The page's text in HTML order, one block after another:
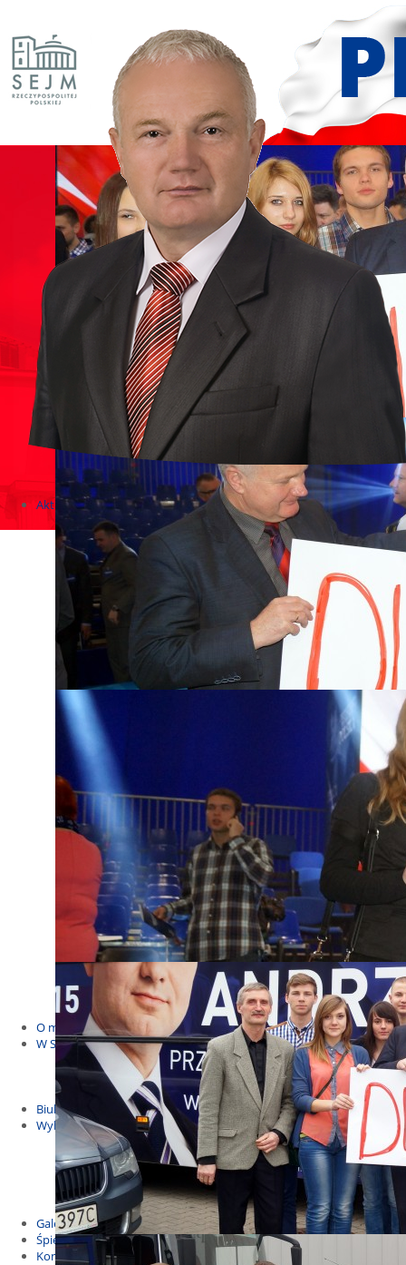
Aktualności
Zapowiedzi wydarzeń
KONKURSY 2020 - 2026
KOLONIE 2021 - 2026
Imprezy kulturalne - zaproszenia 2017
Różne
Konkursy 2017/2018
KONKURSY 2016/2017
KONKURSY 2015/2016
Konkursy 2014/2015
Wizyty w Parlamencie i Ministerstwach
Spotkania i debaty, PROTESTY, MARSZE
Debaty i spotkania 2017
Konkursy 2014
Różne
Praca w kampanii
Sejmowe
Budżet Obywatelski 2021
Dla dzieci i młodzieży
Msze, marsze i wiece
KOLONIE 2022
Wybory samorządowe 2018
Dożynki 2014
EUROWYBORY 2019
Debaty i spotkania 2016
Debaty i spotkania 2019
wybory
Kolonie Stegna 2020
Spotkanie w Bronowie
WYJAZDY
O mnie
W Sejmie
Patroni Roku 2016
Św. Jan Paweł II Patronem Roku 2015
10.04.2014 - Czwarta Roczniica Katastrofy Smoleńskiej
Biuletyny
Wybory
Wybory samorządowe
Wybory parlamentarne
Wybory do Parlamentu Europejskiego
Wybory prezydenckie 2020
Wybory 2014
Galeria
Śpiewnik
Kontakt